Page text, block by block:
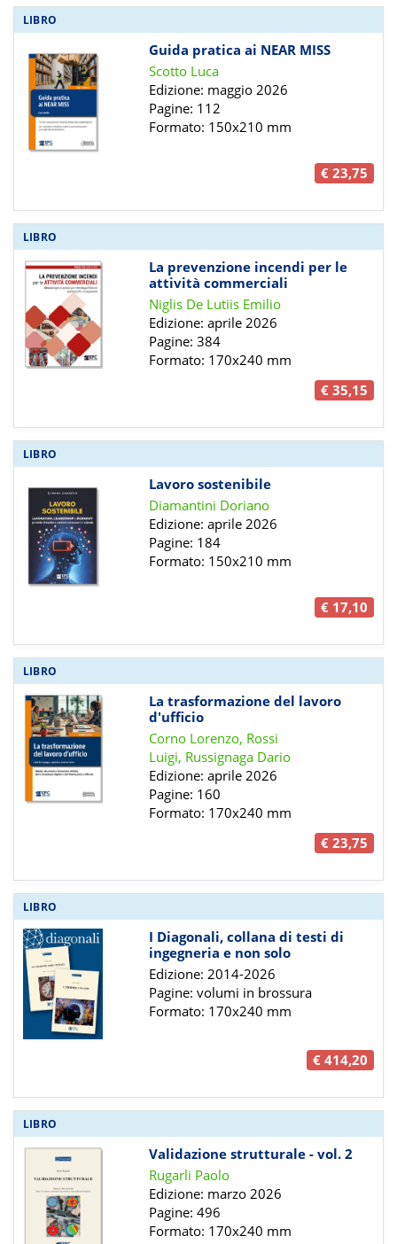
LIBRO
Guida pratica ai NEAR MISS
Scotto Luca
Edizione: maggio 2026
Pagine: 112
Formato: 150x210 mm
€ 23,75
LIBRO
La prevenzione incendi per le
attività commerciali
Niglis De Lutiis Emilio
Edizione: aprile 2026
Pagine: 384
Formato: 170x240 mm
€ 35,15
LIBRO
Lavoro sostenibile
Diamantini Doriano
Edizione: aprile 2026
Pagine: 184
Formato: 150x210 mm
€ 17,10
LIBRO
La trasformazione del lavoro
d'ufficio
Corno Lorenzo, Rossi
Luigi, Russignaga Dario
Edizione: aprile 2026
Pagine: 160
Formato: 170x240 mm
€ 23,75
LIBRO
I Diagonali, collana di testi di
ingegneria e non solo
Edizione: 2014-2026
Pagine: volumi in brossura
Formato: 170x240 mm
€ 414,20
LIBRO
Validazione strutturale - vol. 2
Rugarli Paolo
Edizione: marzo 2026
Pagine: 496
Formato: 170x240 mm